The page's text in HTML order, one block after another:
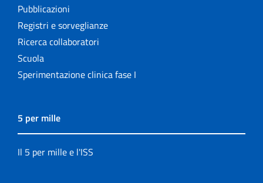
Pubblicazioni
Registri e sorveglianze
Ricerca collaboratori
Scuola
Sperimentazione clinica fase I
5 per mille
Il 5 per mille e l'ISS